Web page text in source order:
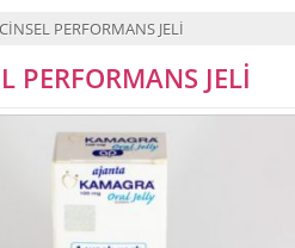
PERFORMANS JELİ
PERFORMANS JELİ